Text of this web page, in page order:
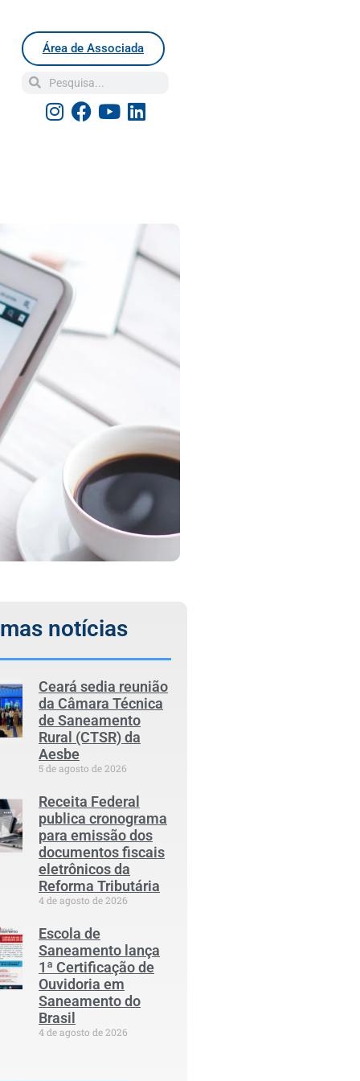
Área de Associada
notícias
Ceará sedia reunião
da Câmara Técnica
de Saneamento
Rural (CTSR) da
Aesbe
5 de agosto de 2026
Receita Federal
publica cronograma
para emissão dos
documentos fiscais
eletrônicos da
Reforma Tributária
4 de agosto de 2026
Escola de
Saneamento lança
1ª Certificação de
Ouvidoria em
Saneamento do
Brasil
4 de agosto de 2026